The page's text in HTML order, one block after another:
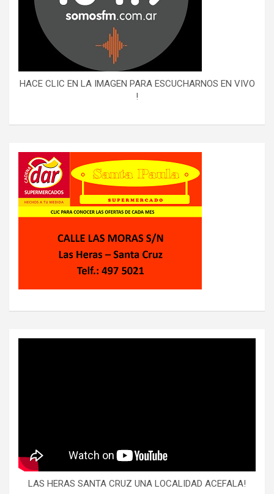
HACE CLIC EN LA IMAGEN PARA ESCUCHARNOS EN VIVO
!
LAS HERAS SANTA CRUZ UNA LOCALIDAD ACEFALA!